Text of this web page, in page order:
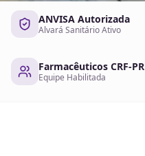
ANVISA Autorizada
Alvará Sanitário Ativo
Farmacêuticos CRF-PR
Equipe Habilitada